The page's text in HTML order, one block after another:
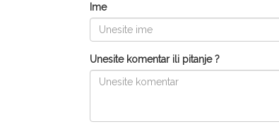
Ime
Unesite komentar ili pitanje ?